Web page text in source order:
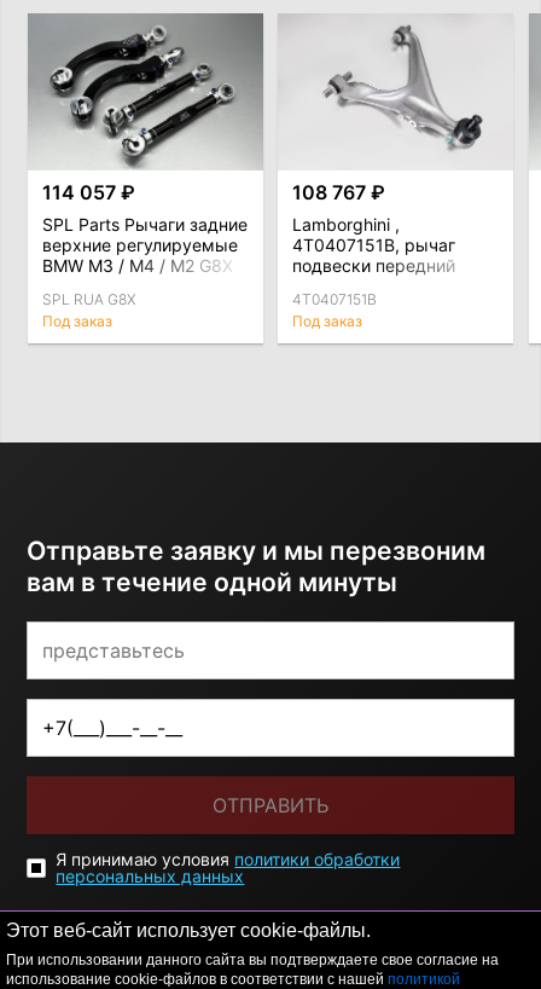
Этот веб-сайт использует cookie-файлы.
При использовании данного сайта вы подтверждаете свое согласие на
использование cookie-файлов в соответствии с нашей политикой
114 057 ₽
SPL Parts Рычаги задние
верхние регулируемые
BMW M3 / M4 / M2 G8X
SPL RUA G8X
Под заказ
108 767 ₽
Lamborghini ,
4T0407151B, рычаг
подвески передний
4T0407151B
Под заказ
Отправьте заявку и мы перезвоним
вам в течение одной минуты
ОТПРАВИТЬ
Я принимаю условия политики обработки
персональных данных